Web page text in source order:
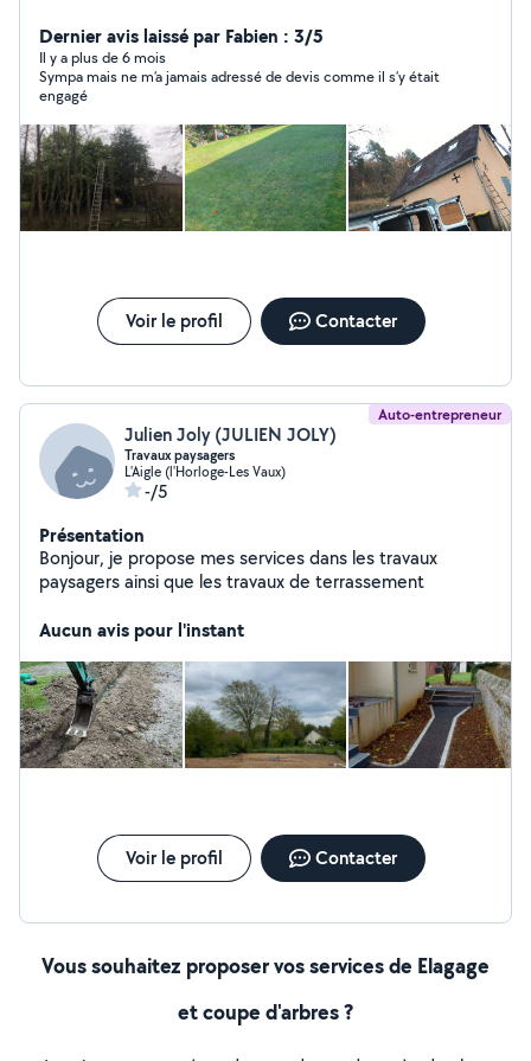
Dernier avis laissé par Fabien : 3/5
Il y a plus de 6 mois
Sympa mais ne m’a jamais adressé de devis comme il s’y était
engagé
Voir le profil Contacter
Auto-entrepreneur
Julien Joly (JULIEN JOLY)
Travaux paysagers
L'Aigle (l'Horloge-Les Vaux)
-/5
Présentation
Bonjour, je propose mes services dans les travaux
paysagers ainsi que les travaux de terrassement
Aucun avis pour l'instant
Voir le profil Contacter
Vous souhaitez proposer vos services de Elagage
et coupe d'arbres ?